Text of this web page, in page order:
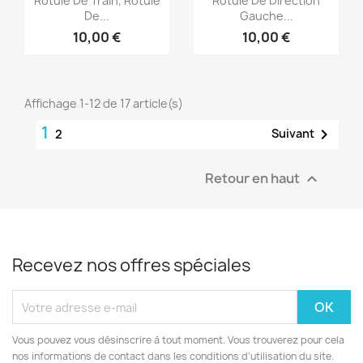
De...
10,00 €
Gauche...
10,00 €
Affichage 1-12 de 17 article(s)
1 2 Suivant 
Retour en haut 
Recevez nos offres spéciales
Vous pouvez vous désinscrire à tout moment. Vous trouverez pour cela
nos informations de contact dans les conditions d'utilisation du site.